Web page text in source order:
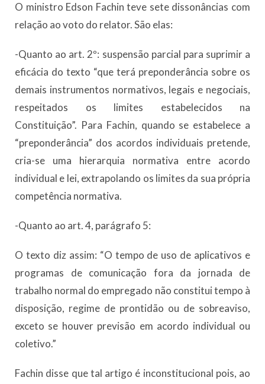
O ministro Edson Fachin teve sete dissonâncias com
relação ao voto do relator. São elas:
-Quanto ao art. 2º: suspensão parcial para suprimir a
eficácia do texto “que terá preponderância sobre os
demais instrumentos normativos, legais e negociais,
respeitados os limites estabelecidos na
Constituição”. Para Fachin, quando se estabelece a
“preponderância” dos acordos individuais pretende,
cria-se uma hierarquia normativa entre acordo
individual e lei, extrapolando os limites da sua própria
competência normativa.
-Quanto ao art. 4, parágrafo 5:
O texto diz assim: “O tempo de uso de aplicativos e
programas de comunicação fora da jornada de
trabalho normal do empregado não constitui tempo à
disposição, regime de prontidão ou de sobreaviso,
exceto se houver previsão em acordo individual ou
coletivo.”
Fachin disse que tal artigo é inconstitucional pois, ao